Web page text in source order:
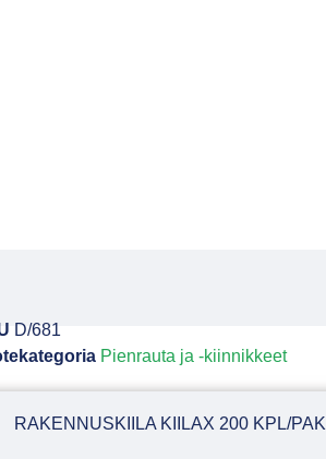
D/681
Pienrauta ja -kiinnikkeet
RAKENNUSKIILA KIILAX 200 KPL/PAK